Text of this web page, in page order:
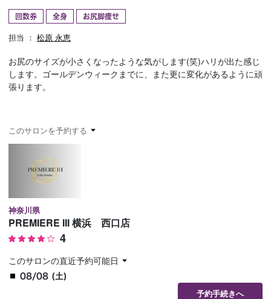
予約確認
回数券 全身 お尻脚痩せ
担当 ： 松原 永恵
お尻のサイズが小さくなったような気がします(笑)ハリが出た感じ
します。ゴールデンウィークまでに、また更に変化があるように頑
張ります。
このサロンを予約する
神奈川県
PREMIERE III 横浜 西口店
4
このサロンの直近予約可能日
08/08 (土)
予約手続きへ